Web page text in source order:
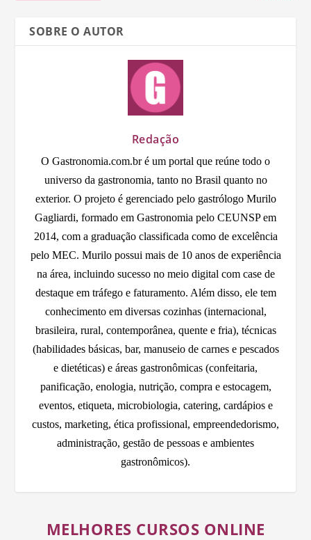
SOBRE O AUTOR
Redação
O Gastronomia.com.br é um portal que reúne todo o
universo da gastronomia, tanto no Brasil quanto no
exterior. O projeto é gerenciado pelo gastrólogo Murilo
Gagliardi, formado em Gastronomia pelo CEUNSP em
2014, com a graduação classificada como de excelência
pelo MEC. Murilo possui mais de 10 anos de experiência
na área, incluindo sucesso no meio digital com case de
destaque em tráfego e faturamento. Além disso, ele tem
conhecimento em diversas cozinhas (internacional,
brasileira, rural, contemporânea, quente e fria), técnicas
(habilidades básicas, bar, manuseio de carnes e pescados
e dietéticas) e áreas gastronômicas (confeitaria,
panificação, enologia, nutrição, compra e estocagem,
eventos, etiqueta, microbiologia, catering, cardápios e
custos, marketing, ética profissional, empreendedorismo,
administração, gestão de pessoas e ambientes
gastronômicos).
MELHORES CURSOS ONLINE